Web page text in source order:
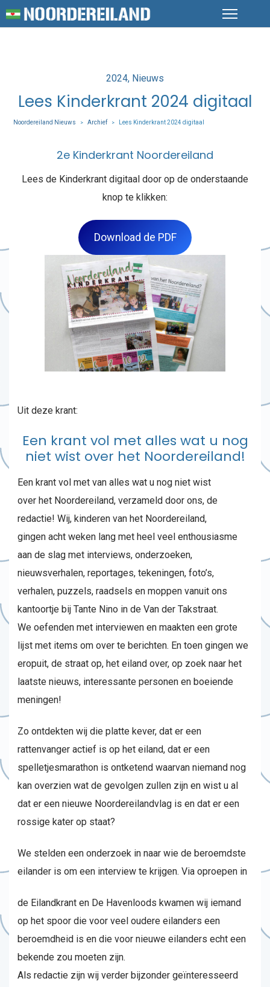
Posted
in
2024 Nieuws
Lees Kinderkrant 2024 digitaal
Noordereiland Nieuws > Archief > Lees Kinderkrant 2024 digitaal
2e Kinderkrant Noordereiland
Lees de Kinderkrant digitaal door op de onderstaande
knop te klikken:
Download de PDF
Uit deze krant:
Een krant vol met alles wat u nog
niet wist over het Noordereiland!
Een krant vol met van alles wat u nog niet wist
over het Noordereiland, verzameld door ons, de
redactie! Wij, kinderen van het Noordereiland,
gingen acht weken lang met heel veel enthousiasme
aan de slag met interviews, onderzoeken,
nieuwsverhalen, reportages, tekeningen, foto’s,
verhalen, puzzels, raadsels en moppen vanuit ons
kantoortje bij Tante Nino in de Van der Takstraat.
We oefenden met interviewen en maakten een grote
lijst met items om over te berichten. En toen gingen we
eropuit, de straat op, het eiland over, op zoek naar het
laatste nieuws, interessante personen en boeiende
meningen!
Zo ontdekten wij die platte kever, dat er een
rattenvanger actief is op het eiland, dat er een
spelletjesmarathon is ontketend waarvan niemand nog
kan overzien wat de gevolgen zullen zijn en wist u al
dat er een nieuwe Noordereilandvlag is en dat er een
rossige kater op staat?
We stelden een onderzoek in naar wie de beroemdste
eilander is om een interview te krijgen. Via oproepen in
de Eilandkrant en De Havenloods kwamen wij iemand
op het spoor die voor veel oudere eilanders een
beroemdheid is en die voor nieuwe eilanders echt een
bekende zou moeten zijn.
Als redactie zijn wij verder bijzonder geïnteresseerd